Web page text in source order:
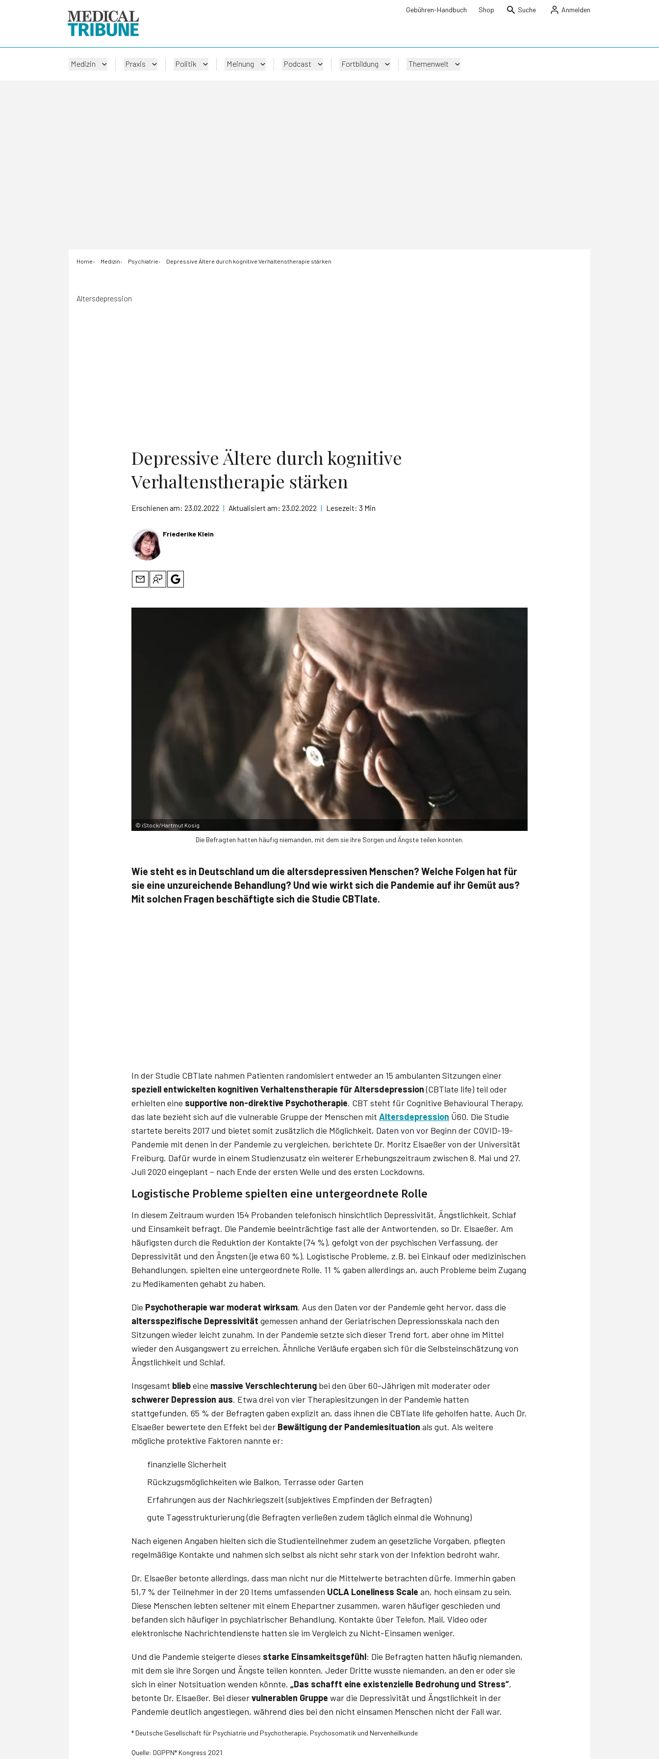
Gebühren-Handbuch Shop Suche Anmelden
Medizin Praxis Politik Meinung Podcast Fortbildung Themenwelt
Home Medizin Psychiatrie Depressive Ältere durch kognitive Verhaltenstherapie stärken
Altersdepression
Depressive Ältere durch kognitive
Verhaltenstherapie stärken
Erschienen am: 23.02.2022 | Aktualisiert am: 23.02.2022 | Lesezeit: 3 Min
Friederike Klein
© iStock/Hartmut Kosig
Die Befragten hatten häufig niemanden, mit dem sie ihre Sorgen und Ängste teilen konnten.
Wie steht es in Deutschland um die altersdepressiven Menschen? Welche Folgen hat für
sie eine unzureichende Behandlung? Und wie wirkt sich die Pandemie auf ihr Gemüt aus?
Mit solchen Fragen beschäftigte sich die Studie CBTlate.
In der Studie CBTlate nahmen Patienten randomisiert entweder an 15 ambulanten Sitzungen einer
speziell entwickelten kognitiven Verhaltenstherapie für Altersdepression(CBTlate life) teil oder
erhielten eine supportive non-direktive Psychotherapie. CBT steht für Cognitive Behavioural Therapy,
das late bezieht sich auf die vulnerable Gruppe der Menschen mit Altersdepression Ü60. Die Studie
startete bereits 2017 und bietet somit zusätzlich die Möglichkeit, Daten von vor Beginn der COVID-19-
Pandemie mit denen in der Pandemie zu vergleichen, berichtete Dr. Moritz Elsaeßer von der Universität
Freiburg. Dafür wurde in einem Studienzusatz ein weiterer Erhebungszeitraum zwischen 8. Mai und 27.
Juli 2020 eingeplant – nach Ende der ersten Welle und des ersten Lockdowns.
Logistische Probleme spielten eine untergeordnete Rolle
In diesem Zeitraum wurden 154 Probanden telefonisch hinsichtlich Depressivität, Ängstlichkeit, Schlaf
und Einsamkeit befragt. Die Pandemie beeinträchtige fast alle der Antwortenden, so Dr. Elsaeßer. Am
häufigsten durch die Reduktion der Kontakte (74 %), gefolgt von der psychischen Verfassung, der
Depressivität und den Ängsten (je etwa 60 %). Logistische Probleme, z.B. bei Einkauf oder medizinischen
Behandlungen, spielten eine untergeordnete Rolle. 11 % gaben allerdings an, auch Probleme beim Zugang
zu Medikamenten gehabt zu haben.
Die Psychotherapie war moderat wirksam. Aus den Daten vor der Pandemie geht hervor, dass die
altersspezifische Depressivität gemessen anhand der Geriatrischen Depressionsskala nach den
Sitzungen wieder leicht zunahm. In der Pandemie setzte sich dieser Trend fort, aber ohne im Mittel
wieder den Ausgangswert zu erreichen. Ähnliche Verläufe ergaben sich für die Selbsteinschätzung von
Ängstlichkeit und Schlaf.
Insgesamt bliebeine massive Verschlechterung bei den über 60-Jährigen mit moderater oder
schwerer Depression aus. Etwa drei von vier Therapiesitzungen in der Pandemie hatten
stattgefunden. 65 % der Befragten gaben explizit an, dass ihnen die CBTlate life geholfen hatte. Auch Dr.
Elsaeßer bewertete den Effekt bei der Bewältigung der Pandemiesituation als gut. Als weitere
mögliche protektive Faktoren nannte er:
finanzielle Sicherheit
Rückzugsmöglichkeiten wie Balkon, Terrasse oder Garten
Erfahrungen aus der Nachkriegszeit (subjektives Empfinden der Befragten)
gute Tagesstrukturierung (die Befragten verließen zudem täglich einmal die Wohnung)
Nach eigenen Angaben hielten sich die Studienteilnehmer zudem an gesetzliche Vorgaben, pflegten
regelmäßige Kontakte und nahmen sich selbst als nicht sehr stark von der Infektion bedroht wahr.
Dr. Elsaeßer betonte allerdings, dass man nicht nur die Mittelwerte betrachten dürfe. Immerhin gaben
51,7 % der Teilnehmer in der 20 Items umfassenden UCLA Loneliness Scale an, hoch einsam zu sein.
Diese Menschen lebten seltener mit einem Ehepartner zusammen, waren häufiger geschieden und
befanden sich häufiger in psychia­trischer Behandlung. Kontakte über Telefon, Mail, Video oder
elektronische Nachrichtendienste hatten sie im Vergleich zu Nicht-Einsamen weniger­.
Und die Pandemie steigerte dieses starke Einsamkeitsgefühl: Die Befragten hatten häufig niemanden,
mit dem sie ihre Sorgen und Ängste teilen konnten. Jeder Dritte wusste niemanden, an den er oder sie
sich in einer Notsituation wenden könnte. „Das schafft eine existenzielle Bedrohung und Stress“,
betonte Dr. Elsaeßer. Bei dieservulnerablen Gruppe war die Depressivität und Ängstlichkeit in der
Pandemie deutlich angestiegen, während dies bei den nicht einsamen Menschen nicht der Fall war.
* Deutsche Gesellschaft für Psychiatrie und Psychotherapie, Psychosomatik und Nervenheilkunde
Quelle: DGPPN* Kongress 2021